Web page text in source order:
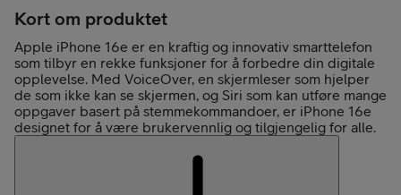
Kort om produktet
Apple iPhone 16e er en kraftig og innovativ smarttelefon
som tilbyr en rekke funksjoner for å forbedre din digitale
opplevelse. Med VoiceOver, en skjermleser som hjelper
de som ikke kan se skjermen, og Siri som kan utføre mange
oppgaver basert på stemmekommandoer, er iPhone 16e
designet for å være brukervennlig og tilgjengelig for alle.